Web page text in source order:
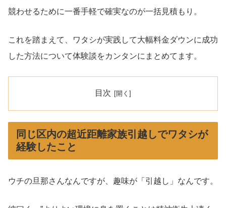
競わせるために一番手軽で確実なのが一括見積もり。
これを踏まえて、ワタシが実践して大幅料金ダウンに成功
した方法について体験談をカンタンにまとめてます。
目次
同じ区内の超近距離家族引越しでワタシが
経験したこと
ウチの旦那さんなんですが、趣味が「引越し」なんです。